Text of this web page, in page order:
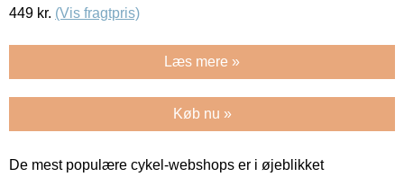
449 kr. (Vis fragtpris)
Læs mere »
Køb nu »
De mest populære cykel-webshops er i øjeblikket